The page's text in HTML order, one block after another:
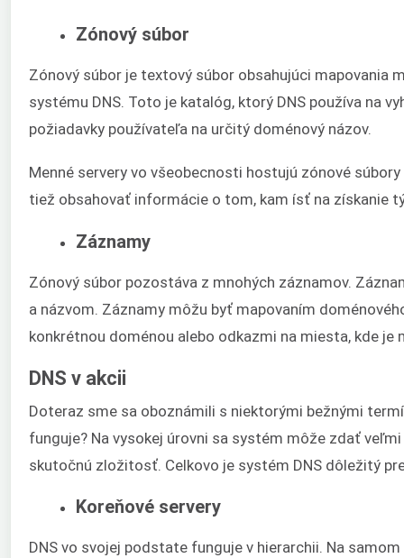
Zónový súbor
Zónový súbor je textový súbor obsahujúci mapovania
systému DNS. Toto je katalóg, ktorý DNS používa na
požiadavky používateľa na určitý doménový názov.
Menné servery vo všeobecnosti hostujú zónové
tiež obsahovať informácie o tom, kam ísť na získanie
Záznamy
Zónový súbor pozostáva z mnohých záznamov.
a názvom. Záznamy môžu byť mapovaním
konkrétnou doménou alebo odkazmi na miesta, kde
DNS v akcii
Doteraz sme sa oboznámili s niektorými bežnými
funguje? Na vysokej úrovni sa systém môže zdať
skutočnú zložitosť. Celkovo je systém DNS dôležitý
Koreňové servery
DNS vo svojej podstate funguje v hierarchii. Na